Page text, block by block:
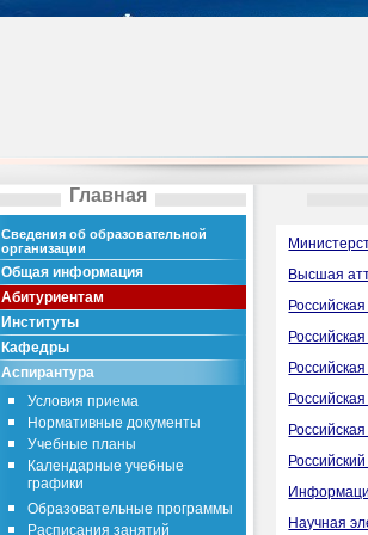
Главная
Сведения об образовательной
организации
Общая информация
Абитуриентам
Институты
Кафедры
Аспирантура
Условия приема
Нормативные документы
Учебные планы
Календарные учебные
графики
Образовательные программы
Расписания занятий
Высшая
Научная